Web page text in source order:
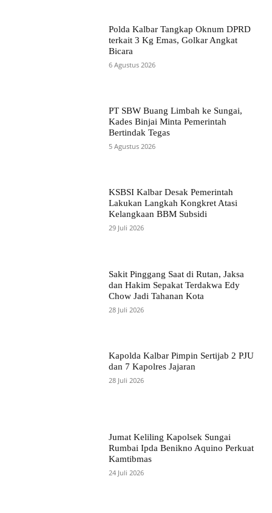
Polda Kalbar Tangkap Oknum DPRD
terkait 3 Kg Emas, Golkar Angkat
Bicara
6 Agustus 2026
PT SBW Buang Limbah ke Sungai,
Kades Binjai Minta Pemerintah
Bertindak Tegas
5 Agustus 2026
KSBSI Kalbar Desak Pemerintah
Lakukan Langkah Kongkret Atasi
Kelangkaan BBM Subsidi
29 Juli 2026
Sakit Pinggang Saat di Rutan, Jaksa
dan Hakim Sepakat Terdakwa Edy
Chow Jadi Tahanan Kota
28 Juli 2026
Kapolda Kalbar Pimpin Sertijab 2 PJU
dan 7 Kapolres Jajaran
28 Juli 2026
Jumat Keliling Kapolsek Sungai
Rumbai Ipda Benikno Aquino Perkuat
Kamtibmas
24 Juli 2026